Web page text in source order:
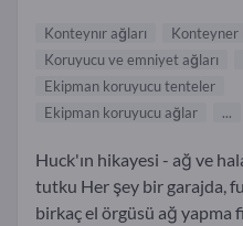
Konteynır ağları
Konteyner
Koruyucu ve emniyet ağları
Ekipman koruyucu tenteler
Ekipman koruyucu ağlar
...
Huck'ın hikayesi - ağ ve
tutku Her şey bir garajda,
birkaç el örgüsü ağ yapma